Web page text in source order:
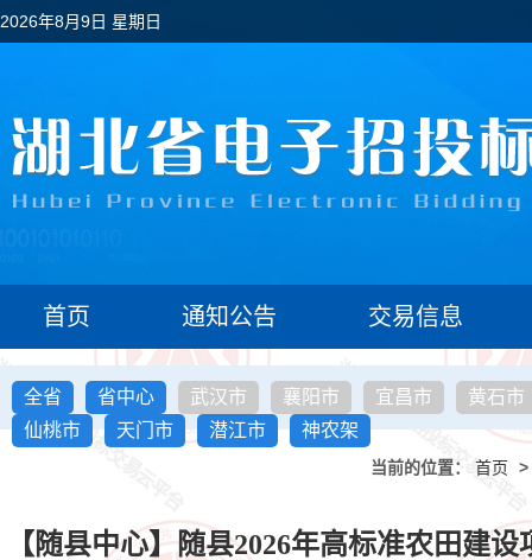
2026年8月9日 星期日
首页 通知公告 交易信息
全省 省中心 武汉市 襄阳市 宜昌市
黄石市
仙桃市
天门市 潜江市 神农架
当前的位置： 首页 >
【随县中心】随县2026年高标准农田建